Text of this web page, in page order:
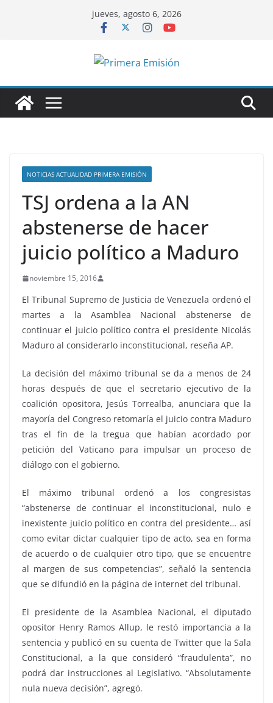
jueves, agosto 6, 2026
NOTICIAS ACTUALIDAD PRIMERA EMISIÓN
TSJ ordena a la AN
abstenerse de hacer
juicio político a Maduro
noviembre 15, 2016
El Tribunal Supremo de Justicia de Venezuela ordenó el
martes a la Asamblea Nacional abstenerse de
continuar el juicio político contra el presidente Nicolás
Maduro al considerarlo inconstitucional, reseña AP.
La decisión del máximo tribunal se da a menos de 24
horas después de que el secretario ejecutivo de la
coalición opositora, Jesús Torrealba, anunciara que la
mayoría del Congreso retomaría el juicio contra Maduro
tras el fin de la tregua que habían acordado por
petición del Vaticano para impulsar un proceso de
diálogo con el gobierno.
El máximo tribunal ordenó a los congresistas
“abstenerse de continuar el inconstitucional, nulo e
inexistente juicio político en contra del presidente… así
como evitar dictar cualquier tipo de acto, sea en forma
de acuerdo o de cualquier otro tipo, que se encuentre
al margen de sus competencias”, señaló la sentencia
que se difundió en la página de internet del tribunal.
El presidente de la Asamblea Nacional, el diputado
opositor Henry Ramos Allup, le restó importancia a la
sentencia y publicó en su cuenta de Twitter que la Sala
Constitucional, a la que consideró “fraudulenta”, no
podrá dar instrucciones al Legislativo. “Absolutamente
nula nueva decisión”, agregó.